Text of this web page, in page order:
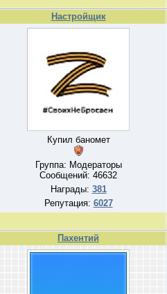
Настройщик
Купил баномет
Группа: Модераторы
Сообщений: 46632
Награды: 381
Репутация: 6027
Пахентий